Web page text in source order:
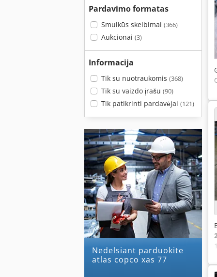
Pardavimo formatas
Smulkūs skelbimai (366)
Aukcionai (3)
Informacija
Tik su nuotraukomis (368)
Tik su vaizdo įrašu (90)
Tik patikrinti pardavėjai (121)
Nedelsiant parduokite
atlas copco xas 77